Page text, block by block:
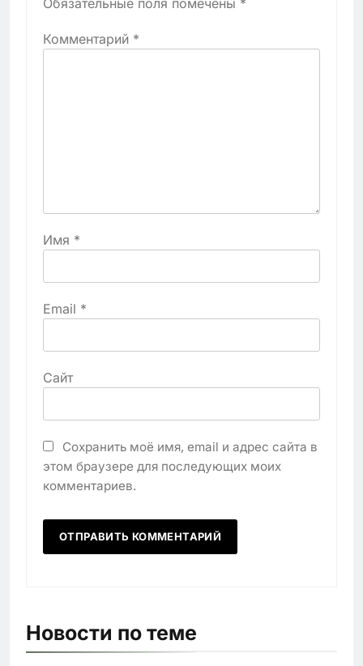
Обязательные поля помечены *
Комментарий *
Имя *
Email *
Сайт
Сохранить моё имя, email и адрес сайта в
этом браузере для последующих моих
комментариев.
Новости по теме